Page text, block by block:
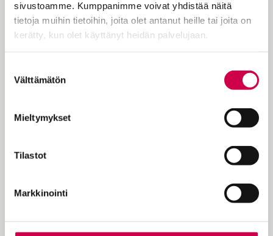
sivustoamme. Kumppanimme voivat yhdistää näitä
tietoja muihin tietoihin, joita olet antanut heille tai joita on
kerätty, kun olet käyttänyt heidän palvelujaan.
valinta
Välttämätön
Mieltymykset
Tilastot
Markkinointi
Saarna | Messias aasin selässä
Mrs. Middleage | Adventtina aloitetaan alusta